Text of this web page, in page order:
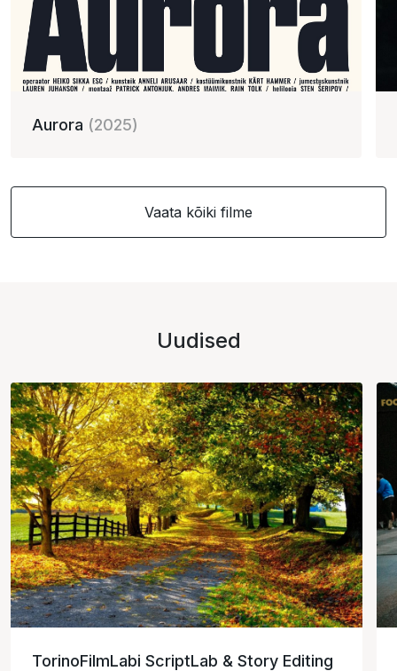
Aurora (2025)
Vaata kõiki filme
Uudised
TorinoFilmLabi ScriptLab & Story Editing